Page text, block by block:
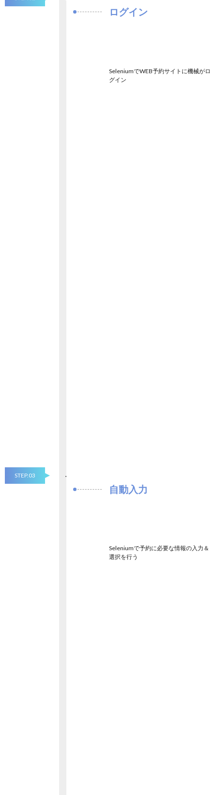
ログイン
SeleniumでWEB予約サイトに機械がロ
グイン
STEP.03
自動入力
Seleniumで予約に必要な情報の入力＆
選択を行う